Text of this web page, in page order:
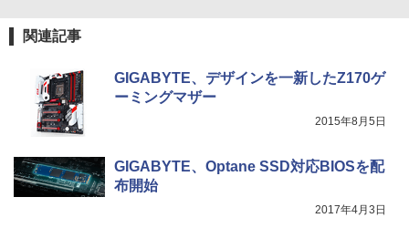
関連記事
GIGABYTE、デザインを一新したZ170ゲ
ーミングマザー
2015年8月5日
GIGABYTE、Optane SSD対応BIOSを配
布開始
2017年4月3日